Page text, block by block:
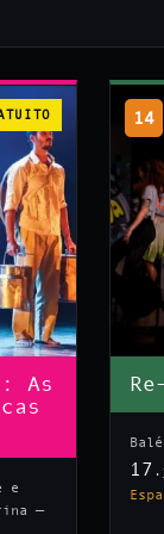
As
e
—
14
17